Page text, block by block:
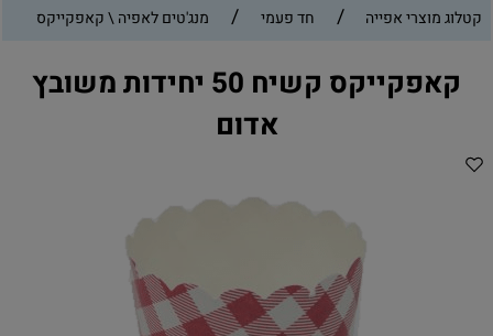
קטלוג מוצרי אפייה / חד פעמי / מנג'טים לאפיה \ קאפקייקס
קאפקייקס קשיח 50 יחידות משובץ
אדום